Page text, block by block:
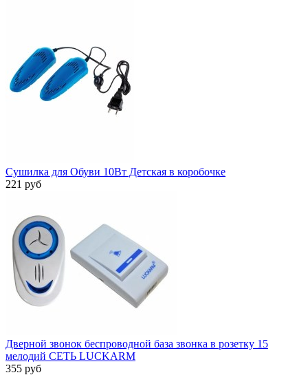
Сушилка для Обуви 10Вт Детская в коробочке
221 руб
Дверной звонок беспроводной база звонка в розетку 15
мелодий СЕТЬ LUCKARM
355 руб